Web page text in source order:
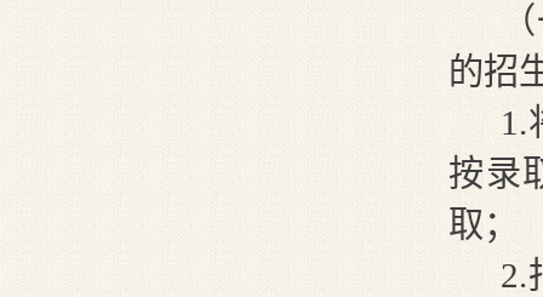
的招
1.
按录
取 ；
2.